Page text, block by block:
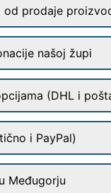
od prodaje
našoj župi
(DHL i
i PayPal)
Međugorju